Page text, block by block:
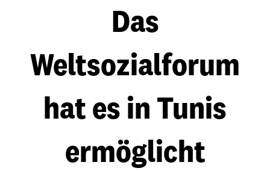
Das
Weltsozialforum
hat es in Tunis
ermöglicht